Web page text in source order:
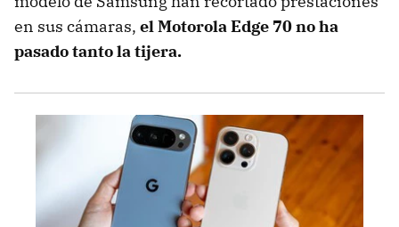
en sus cámaras, elMotorola Edge 70no ha
pasado tanto la tijera.